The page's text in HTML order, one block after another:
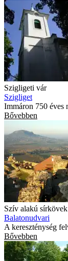
Szigligeti vár
Szigliget
Immáron 750 éves
Bővebben
Szív alakú sírkövek
Balatonudvari
A kereszténység
Bővebben